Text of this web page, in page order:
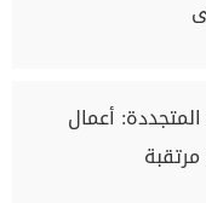
المتجددة: أعمال